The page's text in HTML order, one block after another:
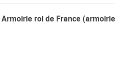
roi de France (armoirie